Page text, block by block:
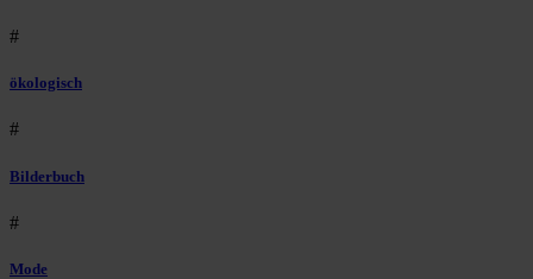
#
ökologisch
#
Bilderbuch
#
Mode